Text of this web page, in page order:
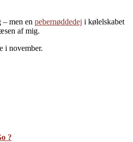
– men en pebernøddedej i kølelskabet
af mig.
i november.
?